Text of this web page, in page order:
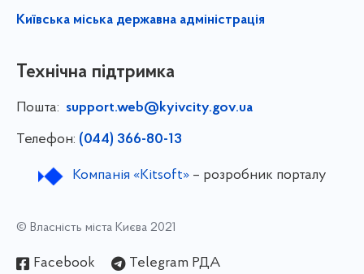
Київська міська державна адміністрація
Технічна підтримка
Пошта: support.web@kyivcity.gov.ua
Телефон: (044) 366-80-13
Компанія «Kitsoft»– розробник порталу
© Власність міста Києва 2021
Facebook Telegram РДА